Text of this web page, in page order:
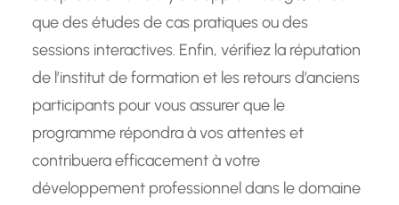
que des études de cas pratiques ou des
sessions interactives. Enfin, vérifiez la réputation
de l’institut de formation et les retours d’anciens
participants pour vous assurer que le
programme répondra à vos attentes et
contribuera efficacement à votre
développement professionnel dans le domaine